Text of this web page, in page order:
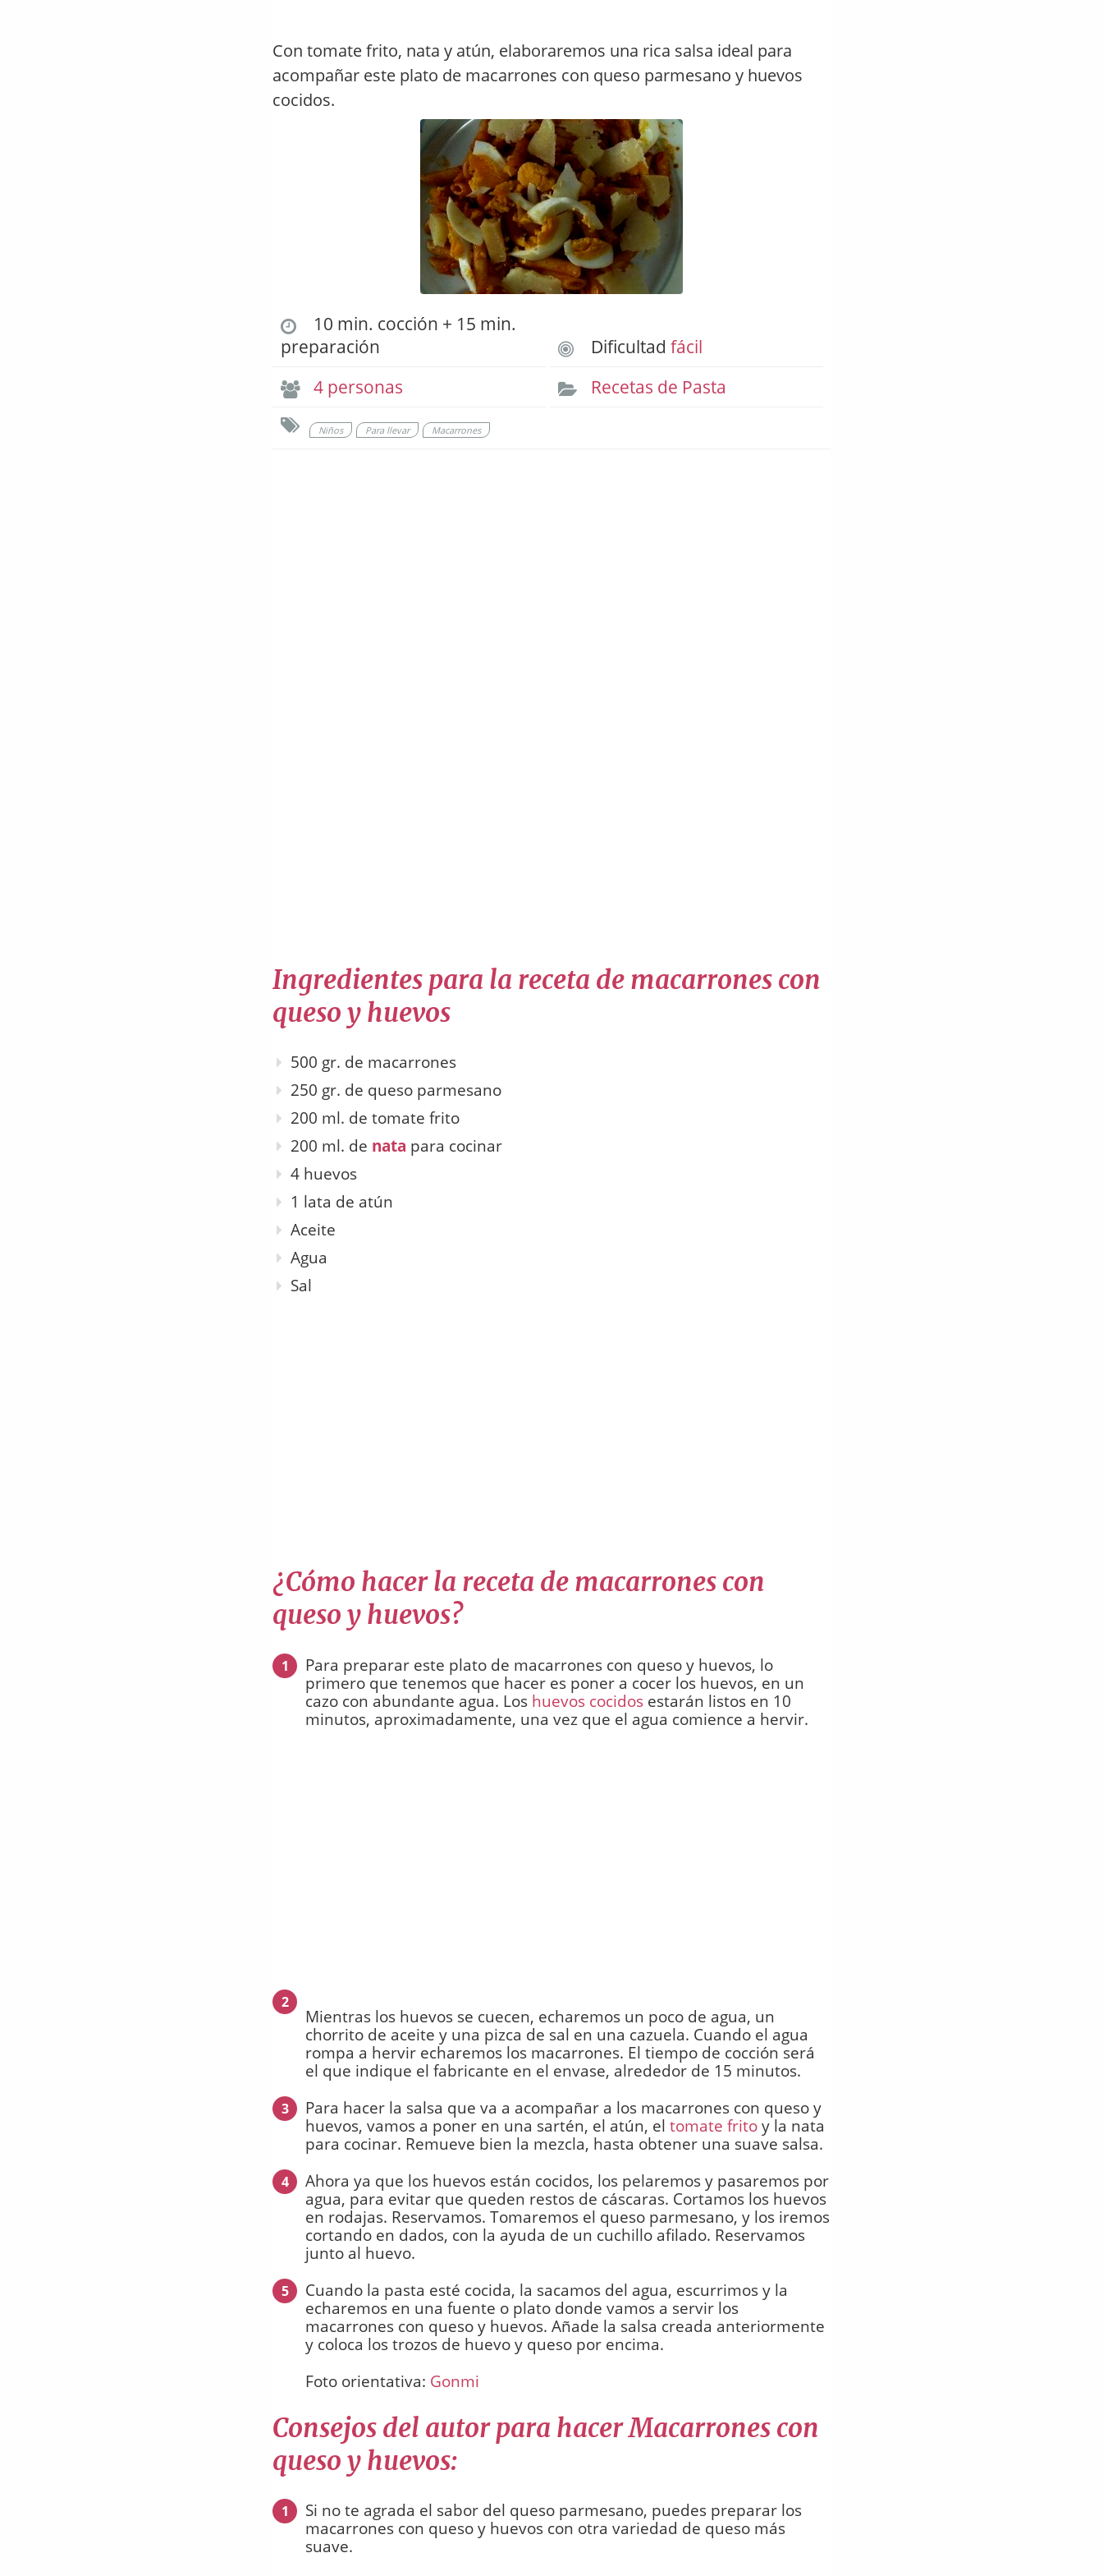
Con tomate frito, nata y atún, elaboraremos una rica salsa ideal para
acompañar este plato de macarrones con queso parmesano y huevos
cocidos.
10 min. cocción + 15 min.
preparación
Dificultadfácil
4 personas
Recetas de Pasta
Niños Para llevar Macarrones
Ingredientes para la receta de macarrones con
queso y huevos
500 gr. de macarrones
250 gr. de queso parmesano
200 ml. de tomate frito
200 ml. de nata para cocinar
4 huevos
1 lata de atún
Aceite
Agua
Sal
¿Cómo hacer la receta de macarrones con
queso y huevos?
1
Para preparar este plato de macarrones con queso y huevos, lo
primero que tenemos que hacer es poner a cocer los huevos, en un
cazo con abundante agua. Los huevos cocidos estarán listos en 10
minutos, aproximadamente, una vez que el agua comience a hervir.
2
Mientras los huevos se cuecen, echaremos un poco de agua, un
chorrito de aceite y una pizca de sal en una cazuela. Cuando el agua
rompa a hervir echaremos los macarrones. El tiempo de cocción será
el que indique el fabricante en el envase, alrededor de 15 minutos.
3
Para hacer la salsa que va a acompañar a los macarrones con queso y
huevos, vamos a poner en una sartén, el atún, el tomate fritoy la nata
para cocinar. Remueve bien la mezcla, hasta obtener una suave salsa.
4
Ahora ya que los huevos están cocidos, los pelaremos y pasaremos por
agua, para evitar que queden restos de cáscaras. Cortamos los huevos
en rodajas. Reservamos. Tomaremos el queso parmesano, y los iremos
cortando en dados, con la ayuda de un cuchillo afilado. Reservamos
junto al huevo.
5
Cuando la pasta esté cocida, la sacamos del agua, escurrimos y la
echaremos en una fuente o plato donde vamos a servir los
macarrones con queso y huevos. Añade la salsa creada anteriormente
y coloca los trozos de huevo y queso por encima.
Foto orientativa: Gonmi
Consejos del autor para hacer Macarrones con
queso y huevos:
1
Si no te agrada el sabor del queso parmesano, puedes preparar los
macarrones con queso y huevos con otra variedad de queso más
suave.